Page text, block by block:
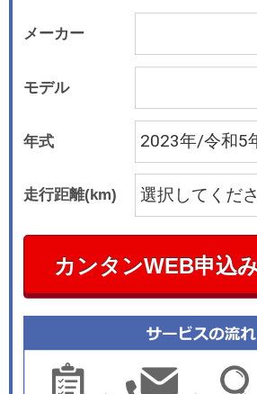
メーカー
モデル
年式
走行距離(km)
カンタンWEB申込